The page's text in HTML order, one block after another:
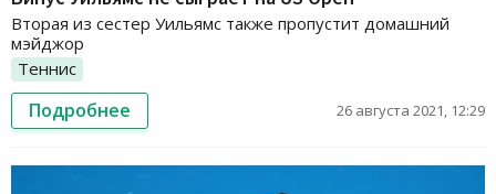
Вторая из сестер Уильямс также пропустит домашний
мэйджор
Теннис
Подробнее 26 августа 2021, 12:29